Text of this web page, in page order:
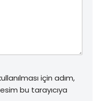
için adım,
bu tarayıcıya